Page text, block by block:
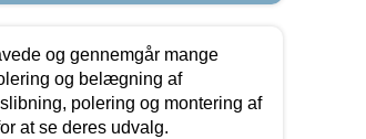
og gennemgår mange
og belægning af
polering og montering af
at se deres udvalg.